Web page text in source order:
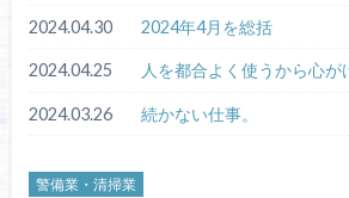
2024.04.30 2024年4月を総括
2024.04.25 人を都合よく使うから心が
2024.03.26 続かない仕事。
警備業・清掃業